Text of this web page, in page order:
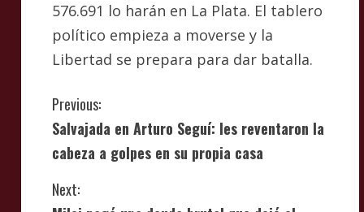
576.691 lo harán en La Plata. El tablero
político empieza a moverse y la
Libertad se prepara para dar batalla.
C
o
n
Previous:
Salvajada en Arturo Seguí: les reventaron la
cabeza a golpes en su propia casa
Next: